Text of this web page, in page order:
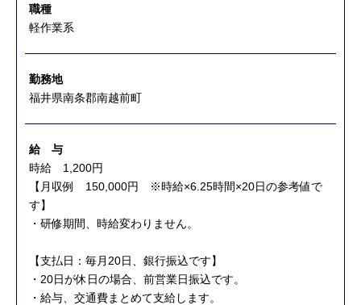
職種
軽作業系
勤務地
福井県南条郡南越前町
給 与
時給 1,200円
【月収例 150,000円 ※時給×6.25時間×20日の参考値で
す】
・研修期間、時給変わりません。
【支払日：毎月20日、銀行振込です】
・20日が休日の場合、前営業日振込です。
・給与、交通費まとめて支給します。